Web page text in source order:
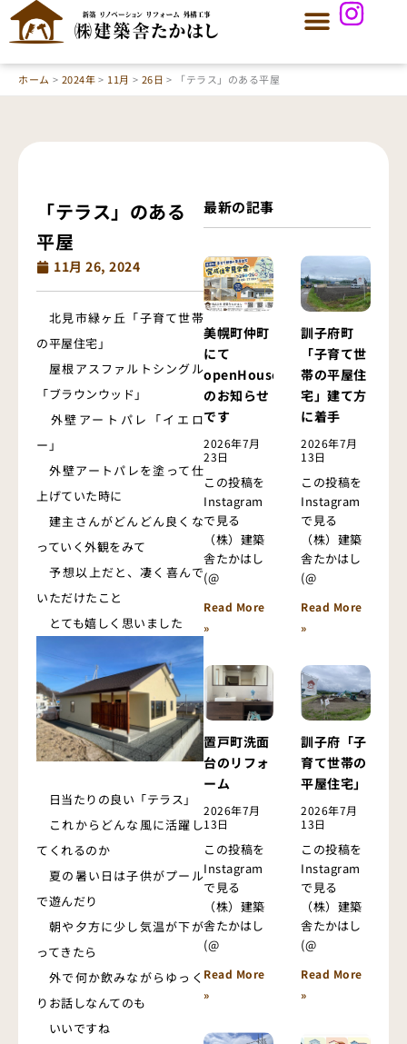
ス
キ
ホーム 2024年 11月 26日 「テラス」のある平屋
「テラス」のある
平屋
11月 26, 2024
北見市緑ヶ丘「子育て世帯
の平屋住宅」
屋根アスファルトシングル
「ブラウンウッド」
外壁アートパレ「イエロ
ー」
外壁アートパレを塗って仕
上げていた時に
建主さんがどんどん良くな
っていく外観をみて
予想以上だと、凄く喜んで
いただけたこと
とても嬉しく思いました
日当たりの良い「テラス」
これからどんな風に活躍し
てくれるのか
夏の暑い日は子供がプール
で遊んだり
朝や夕方に少し気温が下が
ってきたら
外で何か飲みながらゆっく
りお話しなんてのも
いいですね
最新の記事
美幌町仲町
にて
openHouse
のお知らせ
です
2026年7月
23日
この投稿を
Instagram
で見る
（株）建築
舎たかはし
(@
Read More
»
訓子府町
「子育て世
帯の平屋住
宅」建て方
に着手
2026年7月
13日
この投稿を
Instagram
で見る
（株）建築
舎たかはし
(@
Read More
»
置戸町洗面
台のリフォ
ーム
2026年7月
13日
この投稿を
Instagram
で見る
（株）建築
舎たかはし
(@
Read More
»
訓子府「子
育て世帯の
平屋住宅」
2026年7月
13日
この投稿を
Instagram
で見る
（株）建築
舎たかはし
(@
Read More
»